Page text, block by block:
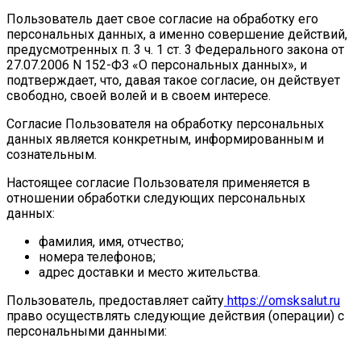
Пользователь дает свое согласие на обработку его
персональных данных, а именно совершение действий,
предусмотренных п. 3 ч. 1 ст. 3 Федерального закона от
27.07.2006 N 152-ФЗ «О персональных данных», и
подтверждает, что, давая такое согласие, он действует
свободно, своей волей и в своем интересе.
Согласие Пользователя на обработку персональных
данных является конкретным, информированным и
сознательным.
Настоящее согласие Пользователя применяется в
отношении обработки следующих персональных
данных:
фамилия, имя, отчество;
номера телефонов;
адрес доставки и место жительства.
Пользователь, предоставляет сайту https://omsksalut.ru
право осуществлять следующие действия (операции) с
персональными данными: